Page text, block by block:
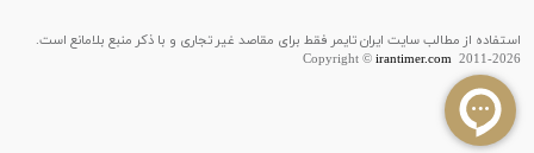
استفاده از مطالب سايت ایران تایمر فقط برای مقاصد غیر تجاری و با ذکر منبع بلامانع است.
Copyright ©irantimer.com2011-2026